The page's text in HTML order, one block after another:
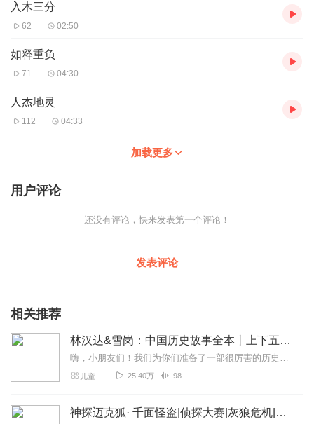
入木三分
62 02:50
如释重负
71 04:30
人杰地灵
112 04:33
加载更多
用户评论
还没有评论，快来发表第一个评论！
发表评论
相关推荐
林汉达&雪岗：中国历史故事全本丨上下五千年丨成语故事丨睡前必听
嗨，小朋友们！我们为你们准备了一部很厉害的历史广播剧！有多厉害？一起来瞧瞧！有趣但不戏说：教育大家、语言大师林汉达给孩子带来听得懂，喜欢听的历史故事。成语珠连历...
儿童 25.40万 98
神探迈克狐· 千面怪盗|侦探大赛|灰狼危机|多多罗